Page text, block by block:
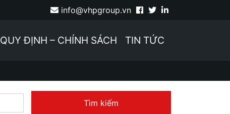
info@vhpgroup.vn
QUY ĐỊNH – CHÍNH SÁCH TIN TỨC
Tìm kiếm